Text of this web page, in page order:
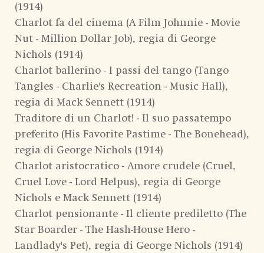
(1914)
Charlot fa del cinema (A Film Johnnie - Movie
Nut - Million Dollar Job), regia di George
Nichols (1914)
Charlot ballerino - I passi del tango (Tango
Tangles - Charlie's Recreation - Music Hall),
regia di Mack Sennett (1914)
Traditore di un Charlot! - Il suo passatempo
preferito (His Favorite Pastime - The Bonehead),
regia di George Nichols (1914)
Charlot aristocratico - Amore crudele (Cruel,
Cruel Love - Lord Helpus), regia di George
Nichols e Mack Sennett (1914)
Charlot pensionante - Il cliente prediletto (The
Star Boarder - The Hash-House Hero -
Landlady's Pet), regia di George Nichols (1914)